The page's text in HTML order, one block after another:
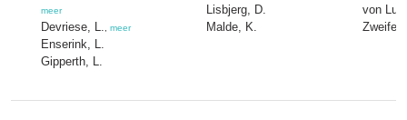
meer
Devriese, L. meer
Enserink, L.
Gipperth, L.
Lisbjerg, D.
Malde, K.
von
Zweifel,